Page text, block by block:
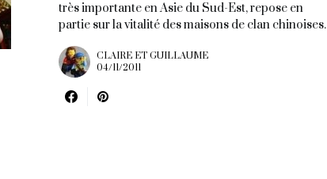
très importante en Asie du Sud-Est, repose en
partie sur la vitalité des maisons de clan chinoises.
CLAIRE ET GUILLAUME
04/11/2011